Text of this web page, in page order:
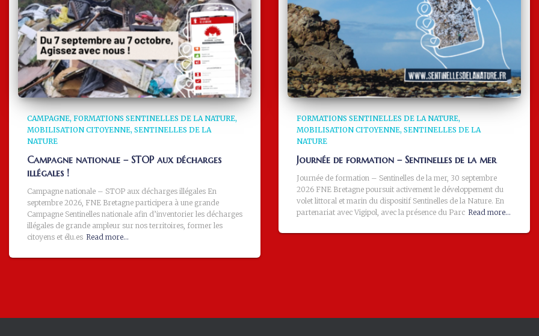
CAMPAGNE FORMATIONS SENTINELLES DE LA NATURE
MOBILISATION CITOYENNE SENTINELLES DE LA
NATURE
Campagne nationale – STOP aux décharges
illégales !
Campagne nationale – STOP aux décharges illégales En
septembre 2026, FNE Bretagne participera à une grande
Campagne Sentinelles nationale afin d’inventorier les décharges
illégales de grande ampleur sur nos territoires, former les
citoyens et élu.es Read more…
FORMATIONS SENTINELLES DE LA NATURE
MOBILISATION CITOYENNE SENTINELLES DE LA
NATURE
Journée de formation – Sentinelles de la mer
Journée de formation – Sentinelles de la mer, 30 septembre
2026 FNE Bretagne poursuit activement le développement du
volet littoral et marin du dispositif Sentinelles de la Nature. En
partenariat avec Vigipol, avec la présence du Parc Read more…